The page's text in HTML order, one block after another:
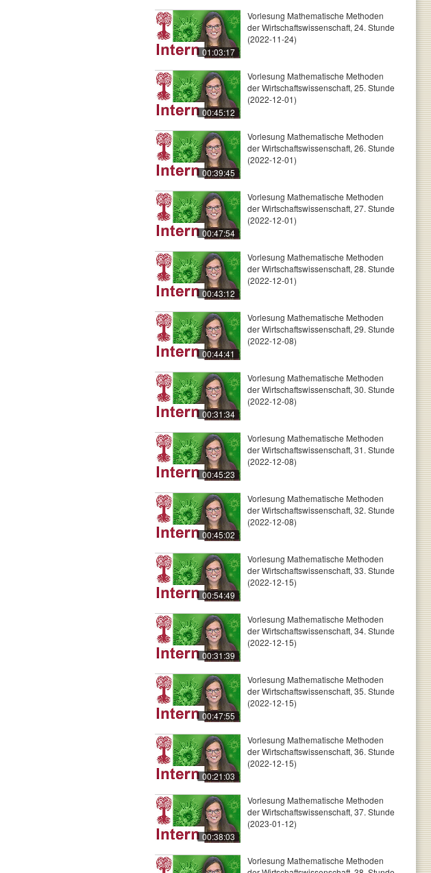
01:03:17
Vorlesung Mathematische Methoden
der Wirtschaftswissenschaft, 24. Stunde
(2022-11-24)
00:45:12
Vorlesung Mathematische Methoden
der Wirtschaftswissenschaft, 25. Stunde
(2022-12-01)
00:39:45
Vorlesung Mathematische Methoden
der Wirtschaftswissenschaft, 26. Stunde
(2022-12-01)
00:47:54
Vorlesung Mathematische Methoden
der Wirtschaftswissenschaft, 27. Stunde
(2022-12-01)
00:43:12
Vorlesung Mathematische Methoden
der Wirtschaftswissenschaft, 28. Stunde
(2022-12-01)
00:44:41
Vorlesung Mathematische Methoden
der Wirtschaftswissenschaft, 29. Stunde
(2022-12-08)
00:31:34
Vorlesung Mathematische Methoden
der Wirtschaftswissenschaft, 30. Stunde
(2022-12-08)
00:45:23
Vorlesung Mathematische Methoden
der Wirtschaftswissenschaft, 31. Stunde
(2022-12-08)
00:45:02
Vorlesung Mathematische Methoden
der Wirtschaftswissenschaft, 32. Stunde
(2022-12-08)
00:54:49
Vorlesung Mathematische Methoden
der Wirtschaftswissenschaft, 33. Stunde
(2022-12-15)
00:31:39
Vorlesung Mathematische Methoden
der Wirtschaftswissenschaft, 34. Stunde
(2022-12-15)
00:47:55
Vorlesung Mathematische Methoden
der Wirtschaftswissenschaft, 35. Stunde
(2022-12-15)
00:21:03
Vorlesung Mathematische Methoden
der Wirtschaftswissenschaft, 36. Stunde
(2022-12-15)
00:38:03
Vorlesung Mathematische Methoden
der Wirtschaftswissenschaft, 37. Stunde
(2023-01-12)
Vorlesung Mathematische Methoden